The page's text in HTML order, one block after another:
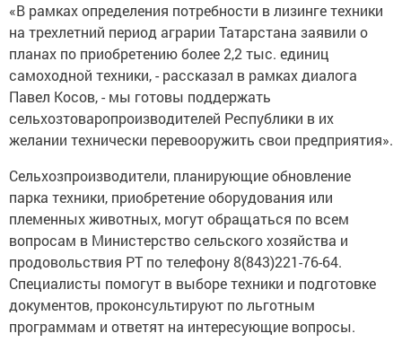
«В рамках определения потребности в лизинге техники
на трехлетний период аграрии Татарстана заявили о
планах по приобретению более 2,2 тыс. единиц
самоходной техники, - рассказал в рамках диалога
Павел Косов, - мы готовы поддержать
сельхозтоваропроизводителей Республики в их
желании технически перевооружить свои предприятия».
Сельхозпроизводители, планирующие обновление
парка техники, приобретение оборудования или
племенных животных, могут обращаться по всем
вопросам в Министерство сельского хозяйства и
продовольствия РТ по телефону 8(843)221-76-64.
Специалисты помогут в выборе техники и подготовке
документов, проконсультируют по льготным
программам и ответят на интересующие вопросы.